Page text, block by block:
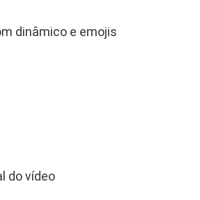
dinâmico e emojis
do vídeo